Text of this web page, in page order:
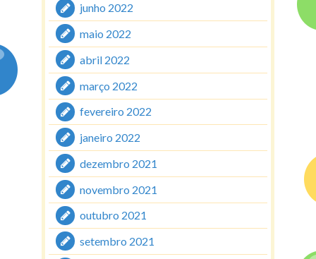
junho 2022
maio 2022
abril 2022
março 2022
fevereiro 2022
janeiro 2022
dezembro 2021
novembro 2021
outubro 2021
setembro 2021